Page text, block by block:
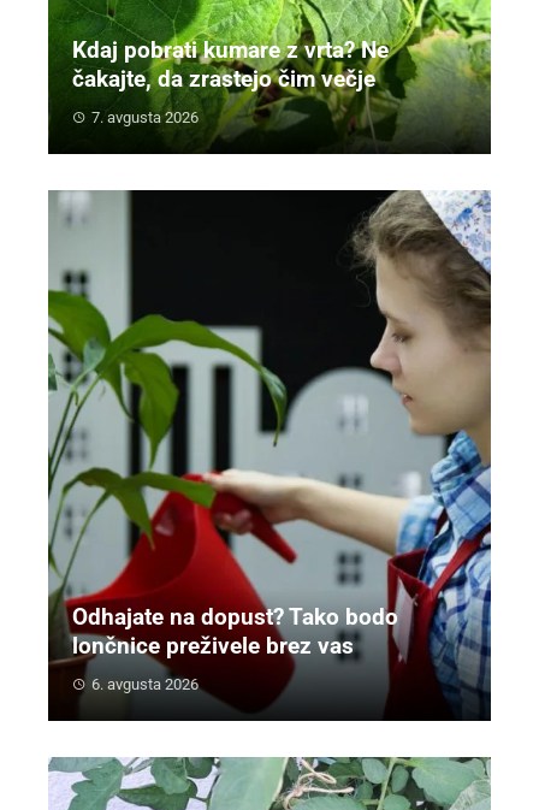
Kdaj pobrati kumare z vrta? Ne
čakajte, da zrastejo čim večje
7. avgusta 2026
Odhajate na dopust? Tako bodo
lončnice preživele brez vas
6. avgusta 2026